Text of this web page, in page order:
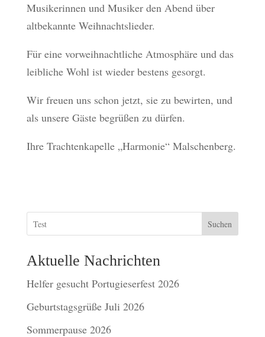
Musikerinnen und Musiker den Abend über
altbekannte Weihnachtslieder.
Für eine vorweihnachtliche Atmosphäre und das
leibliche Wohl ist wieder bestens gesorgt.
Wir freuen uns schon jetzt, sie zu bewirten, und
als unsere Gäste begrüßen zu dürfen.
Ihre Trachtenkapelle „Harmonie“ Malschenberg.
Suchen
Aktuelle Nachrichten
Helfer gesucht Portugieserfest 2026
Geburtstagsgrüße Juli 2026
Sommerpause 2026